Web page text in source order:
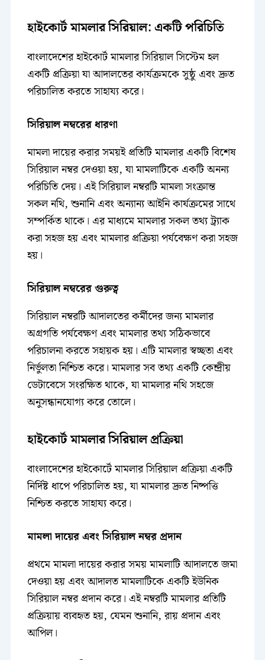
হাইকোর্ট মামলার সিরিয়াল: একটি পরিচিতি
বাংলাদেশের হাইকোর্ট মামলার সিরিয়াল সিস্টেম হল
একটি প্রক্রিয়া যা আদালতের কার্যক্রমকে সুষ্ঠু এবং দ্রুত
পরিচালিত করতে সাহায্য করে।
সিরিয়াল নম্বরের ধারণা
মামলা দায়ের করার সময়ই প্রতিটি মামলার একটি বিশেষ
সিরিয়াল নম্বর দেওয়া হয়, যা মামলাটিকে একটি অনন্য
পরিচিতি দেয়। এই সিরিয়াল নম্বরটি মামলা সংক্রান্ত
সকল নথি, শুনানি এবং অন্যান্য আইনি কার্যক্রমের সাথে
সম্পর্কিত থাকে। এর মাধ্যমে মামলার সকল তথ্য ট্র্যাক
করা সহজ হয় এবং মামলার প্রক্রিয়া পর্যবেক্ষণ করা সহজ
হয়।
সিরিয়াল নম্বরের গুরুত্ব
সিরিয়াল নম্বরটি আদালতের কর্মীদের জন্য মামলার
অগ্রগতি পর্যবেক্ষণ এবং মামলার তথ্য সঠিকভাবে
পরিচালনা করতে সহায়ক হয়। এটি মামলার স্বচ্ছতা এবং
নির্ভুলতা নিশ্চিত করে। মামলার সব তথ্য একটি কেন্দ্রীয়
ডেটাবেসে সংরক্ষিত থাকে, যা মামলার নথি সহজে
অনুসন্ধানযোগ্য করে তোলে।
হাইকোর্ট মামলার সিরিয়াল প্রক্রিয়া
বাংলাদেশের হাইকোর্টে মামলার সিরিয়াল প্রক্রিয়া একটি
নির্দিষ্ট ধাপে পরিচালিত হয়, যা মামলার দ্রুত নিষ্পত্তি
নিশ্চিত করতে সাহায্য করে।
মামলা দায়ের এবং সিরিয়াল নম্বর প্রদান
প্রথমে মামলা দায়ের করার সময় মামলাটি আদালতে জমা
দেওয়া হয় এবং আদালত মামলাটিকে একটি ইউনিক
সিরিয়াল নম্বর প্রদান করে। এই নম্বরটি মামলার প্রতিটি
প্রক্রিয়ায় ব্যবহৃত হয়, যেমন শুনানি, রায় প্রদান এবং
আপিল।